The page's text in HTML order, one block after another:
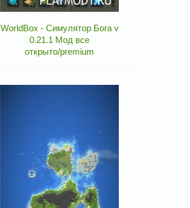
WorldBox - Симулятор Бога v
0.21.1 Мод все
открыто/premium